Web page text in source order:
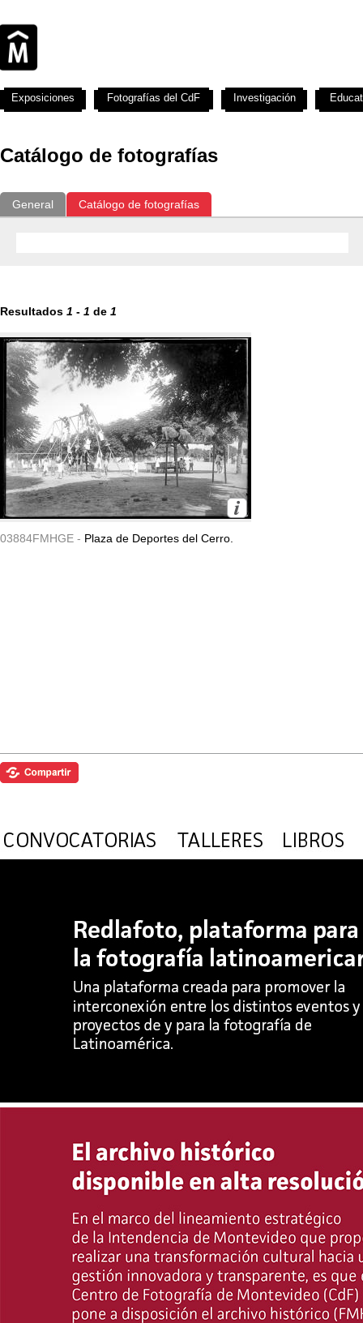
Catálogo de fotografías
General Catálogo de fotografías
Resultados 1 - 1 de 1
03884FMHGE - Plaza de Deportes del Cerro.
Exposiciones Fotografías del CdF Investigación